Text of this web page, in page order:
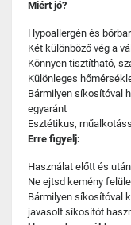
Miért jó?
Hypoallergén és
Két különböző vég a
Könnyen tisztítható,
Különleges
Bármilyen síkosítóval
egyaránt
Esztétikus,
Erre figyelj:
Használat előtt és
Ne ejtsd kemény
Bármilyen síkosítóval
javasolt síkosítót